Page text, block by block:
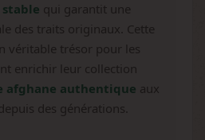
qui garantit une
des traits originaux. Cette
véritable trésor pour les
enrichir leur collection
afghane authentique aux
des générations.